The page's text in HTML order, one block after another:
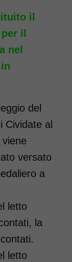
il
il
nel
del
Cividate al
versato
a
letto
la
letto